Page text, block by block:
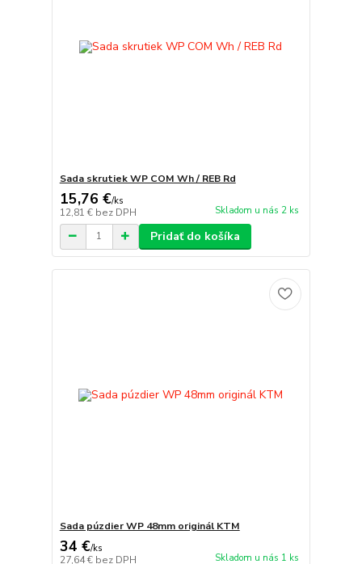
Sada skrutiek WP COM Wh / REB Rd
15,76 €/ks
12,81 € bez DPH Skladom u nás 2 ks
Pridať do košíka
Sada púzdier WP 48mm originál KTM
34 €/ks
27,64 € bez DPH Skladom u nás 1 ks